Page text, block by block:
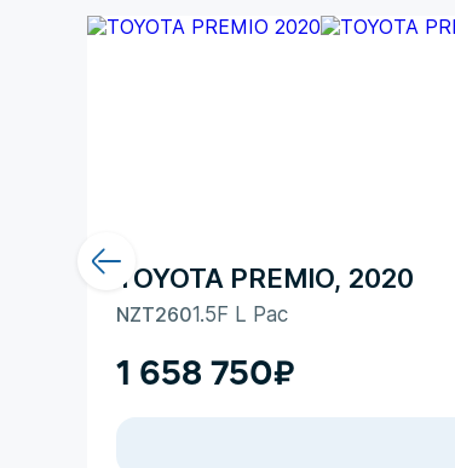
TOYOTA PREMIO, 2020
NZT2601.5F L Pac
1 658 750₽